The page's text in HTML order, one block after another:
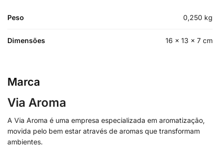
Peso 0,250 kg
Dimensões 16 × 13 × 7 cm
Marca
Via Aroma
A Via Aroma é uma empresa especializada em aromatização,
movida pelo bem estar através de aromas que transformam
ambientes.